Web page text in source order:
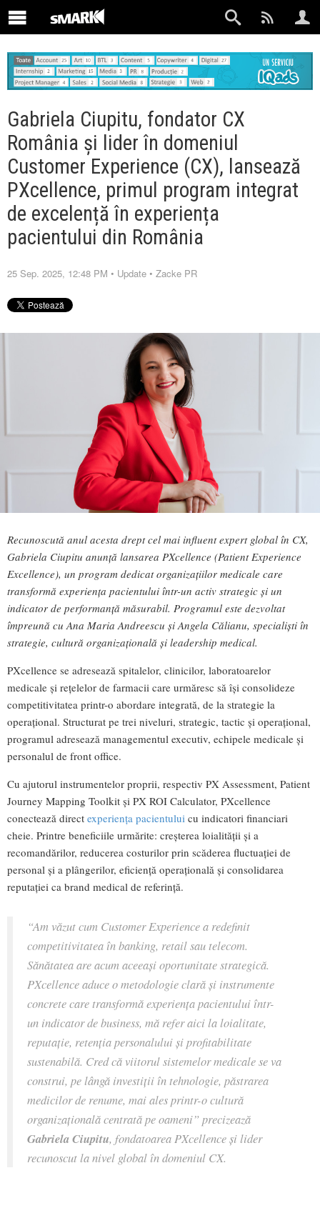
Gabriela Ciupitu, fondator CX
România și lider în domeniul
Customer Experience (CX), lansează
PXcellence, primul program integrat
de excelență în experiența
pacientului din România
25 Sep. 2025, 12:48 PM • Update • Zacke PR
Recunoscută anul acesta drept cel mai influent expert global în CX,
Gabriela Ciupitu anunță lansarea PXcellence (Patient Experience
Excellence), un program dedicat organizațiilor medicale care
transformă experiența pacientului într-un activ strategic și un
indicator de performanță măsurabil. Programul este dezvoltat
împreună cu Ana Maria Andreescu și Angela Călianu, specialiști în
strategie, cultură organizațională și leadership medical.
PXcellence se adresează spitalelor, clinicilor, laboratoarelor
medicale și rețelelor de farmacii care urmăresc să își consolideze
competitivitatea printr-o abordare integrată, de la strategie la
operațional. Structurat pe trei niveluri, strategic, tactic și operațional,
programul adresează managementul executiv, echipele medicale și
personalul de front office.
Cu ajutorul instrumentelor proprii, respectiv PX Assessment, Patient
Journey Mapping Toolkit și PX ROI Calculator, PXcellence
conectează direct experiența pacientului cu indicatori financiari
cheie. Printre beneficiile urmărite: creșterea loialității și a
recomandărilor, reducerea costurilor prin scăderea fluctuației de
personal și a plângerilor, eficiență operațională și consolidarea
reputației ca brand medical de referință.
“Am văzut cum Customer Experience a redefinit
competitivitatea în banking, retail sau telecom.
Sănătatea are acum aceeași oportunitate strategică.
PXcellence aduce o metodologie clară și instrumente
concrete care transformă experiența pacientului într-
un indicator de business, mă refer aici la loialitate,
reputație, retenția personalului și profitabilitate
sustenabilă. Cred că viitorul sistemelor medicale se va
construi, pe lângă investiții în tehnologie, păstrarea
medicilor de renume, mai ales printr-o cultură
organizațională centrată pe oameni” precizează
Gabriela Ciupitu, fondatoarea PXcellence și lider
recunoscut la nivel global în domeniul CX.